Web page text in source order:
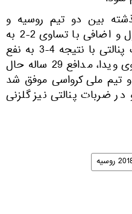
بین دو تیم روسیه و
کرواسی،که در وقت های معمول و اضافی با تساوی 2-2 به
پایان رسید و سپس در ضربات پنالتی با نتیجه 4-3 به نفع
کرواسی به پایان رسید دوماگوی ویدا، مدافع 29 ساله حال
تیم ملی کرواسی موفق شد
ضربات پنالتی نیز گلزنی